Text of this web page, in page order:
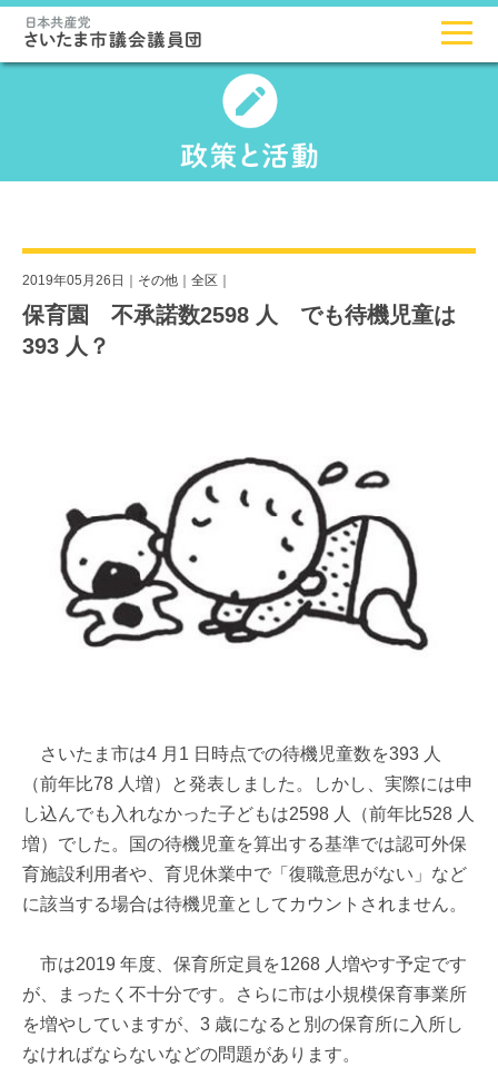
2019年05月26日｜ その他 全区
保育園 不承諾数2598 人 でも待機児童は
393 人？
さいたま市は4 月1 日時点での待機児童数を393 人
（前年比78 人増）と発表しました。しかし、実際には申
し込んでも入れなかった子どもは2598 人（前年比528 人
増）でした。国の待機児童を算出する基準では認可外保
育施設利用者や、育児休業中で「復職意思がない」など
に該当する場合は待機児童としてカウントされません。
市は2019 年度、保育所定員を1268 人増やす予定です
が、まったく不十分です。さらに市は小規模保育事業所
を増やしていますが、3 歳になると別の保育所に入所し
なければならないなどの問題があります。